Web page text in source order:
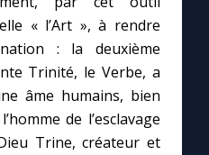
« l’Art », à rendre
: la deuxième
Trinité, le Verbe, a
âme humains, bien
de l’esclavage
Trine, créateur et